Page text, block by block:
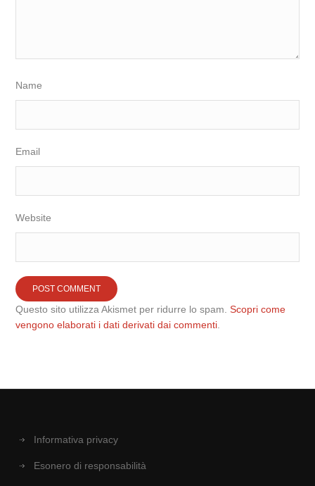
Name
Email
Website
Questo sito utilizza Akismet per ridurre lo spam.Scopri come
vengono elaborati i dati derivati dai commenti
Informativa privacy
Esonero di responsabilità